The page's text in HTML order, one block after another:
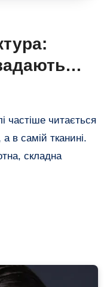
частіше читається
в самій тканині.
складна